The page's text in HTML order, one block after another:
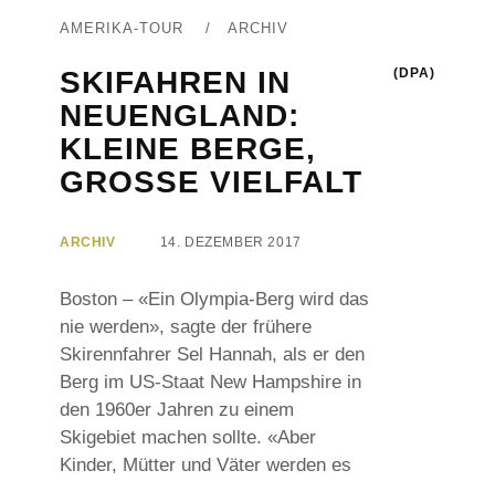
AMERIKA-TOUR / ARCHIV
SKIFAHREN IN
NEUENGLAND:
KLEINE BERGE,
GROSSE VIELFALT
(DPA)
ARCHIV 14. DEZEMBER 2017
Boston – «Ein Olympia-Berg wird das
nie werden», sagte der frühere
Skirennfahrer Sel Hannah, als er den
Berg im US-Staat New Hampshire in
den 1960er Jahren zu einem
Skigebiet machen sollte. «Aber
Kinder, Mütter und Väter werden es